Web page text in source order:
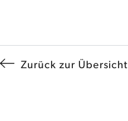
Zurück zur Übersicht